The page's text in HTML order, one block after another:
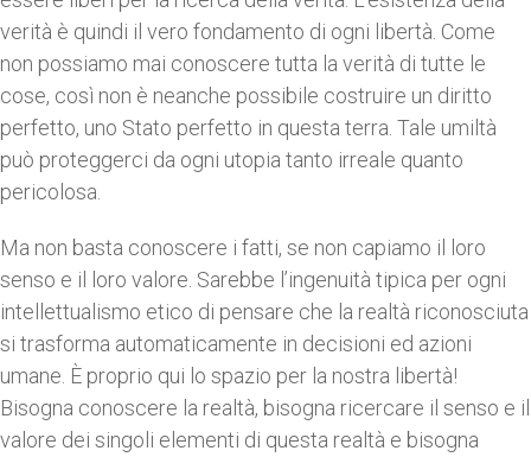
verità è quindi il vero fondamento di ogni libertà. Come
non possiamo mai conoscere tutta la verità di tutte le
cose, così non è neanche possibile costruire un diritto
perfetto, uno Stato perfetto in questa terra. Tale umiltà
può proteggerci da ogni utopia tanto irreale quanto
pericolosa.
Ma non basta conoscere i fatti, se non capiamo il loro
senso e il loro valore. Sarebbe l’ingenuità tipica per ogni
intellettualismo etico di pensare che la realtà riconosciuta
si trasforma automaticamente in decisioni ed azioni
umane. È proprio qui lo spazio per la nostra libertà!
Bisogna conoscere la realtà, bisogna ricercare il senso e il
valore dei singoli elementi di questa realtà e bisogna